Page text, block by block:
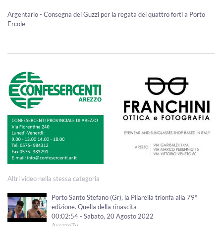
Argentario - Consegna dei Guzzi per la regata dei quattro forti a Porto
Ercole
Altri video nella stessa categoria
Porto Santo Stefano (Gr), la Pilarella trionfa alla 79°
edizione. Quella della rinascita
00:02:54 - Sabato, 20 Agosto 2022